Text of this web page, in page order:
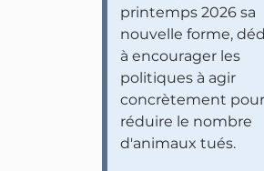
printemps 2026 sa
nouvelle forme,
à encourager les
politiques à agir
concrètement pour
réduire le nombre
d'animaux tués.